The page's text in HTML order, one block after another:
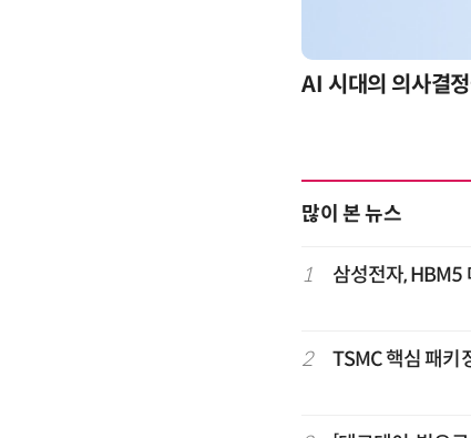
AI 시대의 의사결
많이 본 뉴스
1 삼성전자, HBM5
2 TSMC 핵심 패키